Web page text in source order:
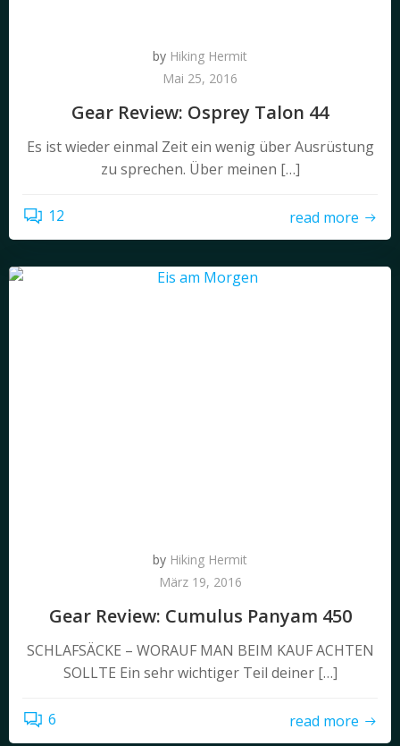
by Hiking Hermit
Mai 25, 2016
Gear Review: Osprey Talon 44
Es ist wieder einmal Zeit ein wenig über Ausrüstung
zu sprechen. Über meinen […]
12 read more
by Hiking Hermit
März 19, 2016
Gear Review: Cumulus Panyam 450
SCHLAFSÄCKE – WORAUF MAN BEIM KAUF ACHTEN
SOLLTE Ein sehr wichtiger Teil deiner […]
6 read more